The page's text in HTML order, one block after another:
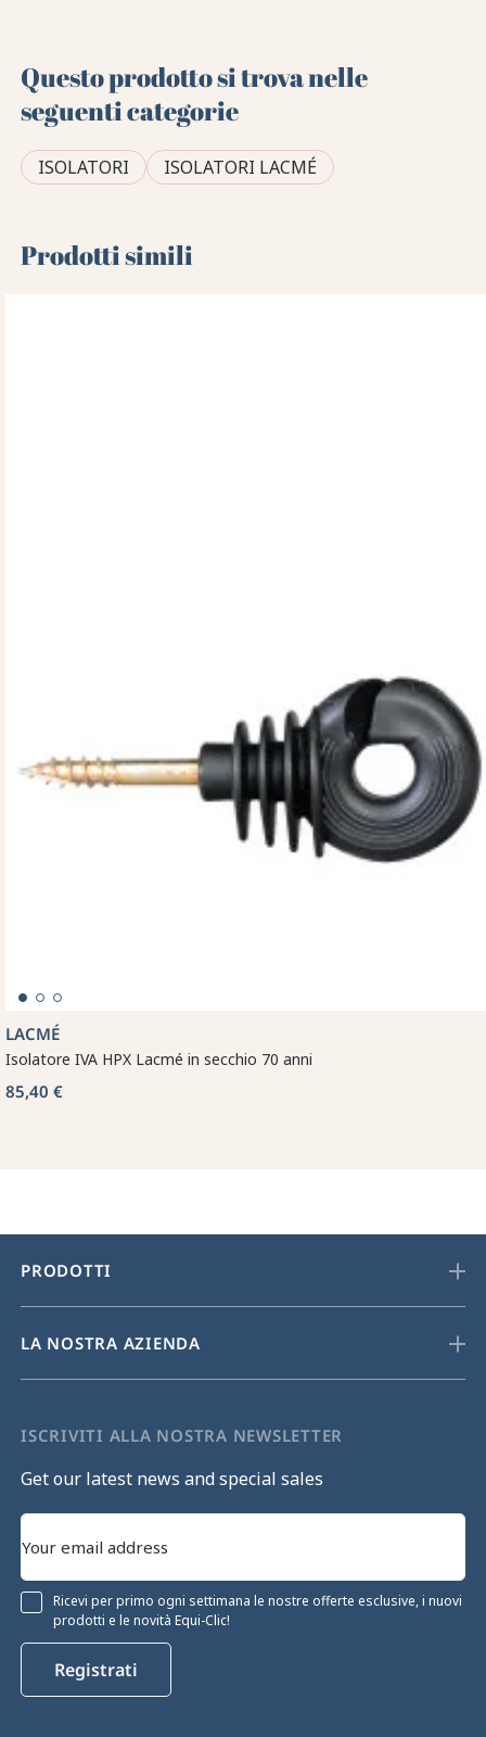
Questo prodotto si trova nelle
seguenti categorie
ISOLATORI ISOLATORI LACMÉ
Prodotti simili
LACMÉ
Isolatore IVA HPX Lacmé in secchio 70 anni
85,40 €
PRODOTTI
LA NOSTRA AZIENDA
ISCRIVITI ALLA NOSTRA NEWSLETTER
Get our latest news and special sales
Ricevi per primo ogni settimana le nostre offerte esclusive, i nuovi
prodotti e le novità Equi-Clic!
Registrati